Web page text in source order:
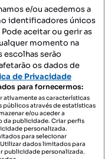
e/ou acedemos a
identificadores únicos
aceitar ou gerir as
momento na
escolhas serão
os dados de
de Privacidade
para fornecermos:
ativamente as características
através de estatísticas
e/ou aceder a
da publicidade. Criar perfis
personalizada.
para selecionar
dados limitados para
publicidade personalizada.